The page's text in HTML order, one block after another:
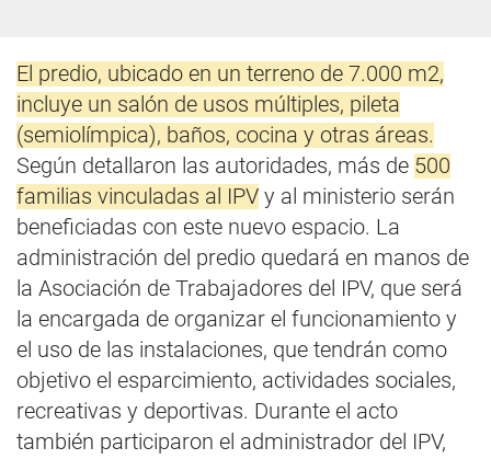
El predio, ubicado en un terreno de 7.000 m2,
incluye un salón de usos múltiples, pileta
(semiolímpica), baños, cocina y otras áreas.
Según detallaron las autoridades, más de 500
familias vinculadas al IPV y al ministerio serán
beneficiadas con este nuevo espacio. La
administración del predio quedará en manos de
la Asociación de Trabajadores del IPV, que será
la encargada de organizar el funcionamiento y
el uso de las instalaciones, que tendrán como
objetivo el esparcimiento, actividades sociales,
recreativas y deportivas. Durante el acto
también participaron el administrador del IPV,